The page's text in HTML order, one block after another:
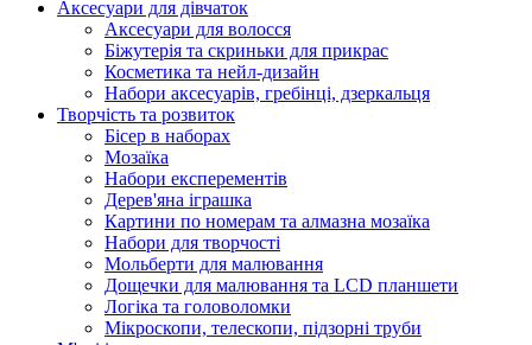
Аксесуари для дівчаток
Аксесуари для волосся
Біжутерія та скриньки для прикрас
Косметика та нейл-дизайн
Набори аксесуарів, гребінці, дзеркальця
Творчість та розвиток
Бісер в наборах
Мозаїка
Набори експерементів
Дерев'яна іграшка
Картини по номерам та алмазна мозаїка
Набори для творчості
Мольберти для малювання
Дощечки для малювання та LCD планшети
Логіка та головоломки
Мікроскопи, телескопи, підзорні труби